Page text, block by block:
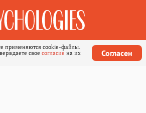
применяются cookie-файлы.
свое согласие на их
Согласен